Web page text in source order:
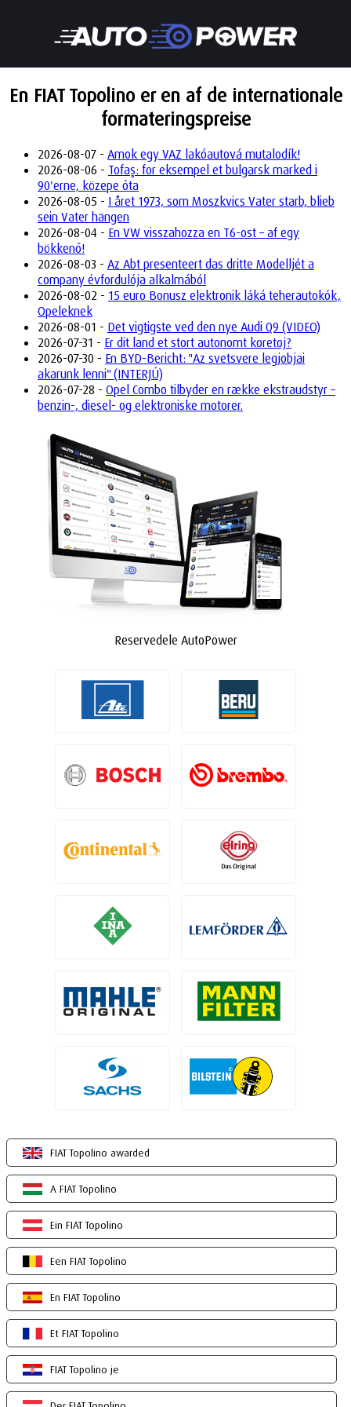
En FIAT Topolino er en af de internationale
formateringspreise
2026-08-07 - Amok egy VAZ lakóautová mutalodík!
2026-08-06 - Tofaş: for eksempel et bulgarsk marked i
90'erne, közepe óta
2026-08-05 - I året 1973, som Moszkvics Vater starb, blieb
sein Vater hängen
2026-08-04 - En VW visszahozza en T6-ost – af egy
bökkenő!
2026-08-03 - Az Abt presenteert das dritte Modelljét a
company évfordulója alkalmából
2026-08-02 - 15 euro Bonusz elektronik láká teherautokók,
Opeleknek
2026-08-01 - Det vigtigste ved den nye Audi Q9 (VIDEO)
2026-07-31 - Er dit land et stort autonomt køretøj?
2026-07-30 - En BYD-Bericht: "Az svetsvere legjobjai
akarunk lenni" (INTERJÚ)
2026-07-28 - Opel Combo tilbyder en række ekstraudstyr –
benzin-, diesel- og elektroniske motorer.
Reservedele AutoPower
FIAT Topolino awarded
A FIAT Topolino
Ein FIAT Topolino
Een FIAT Topolino
En FIAT Topolino
Et FIAT Topolino
FIAT Topolino je